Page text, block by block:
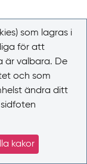
som lagras i
för att
är valbara. De
och som
ändra ditt
kakor